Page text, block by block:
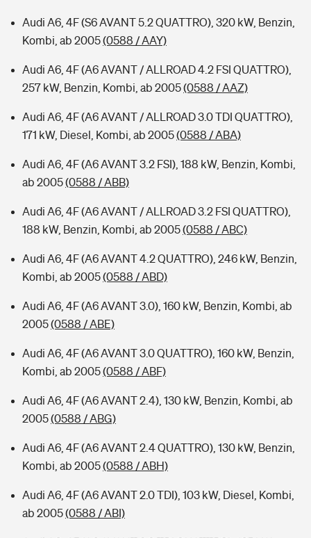
Audi A6, 4F (S6 AVANT 5.2 QUATTRO), 320 kW, Benzin,
Kombi, ab 2005(0588 / AAY)
Audi A6, 4F (A6 AVANT / ALLROAD 4.2 FSI QUATTRO),
257 kW, Benzin, Kombi, ab 2005(0588 / AAZ)
Audi A6, 4F (A6 AVANT / ALLROAD 3.0 TDI QUATTRO),
171 kW, Diesel, Kombi, ab 2005(0588 / ABA)
Audi A6, 4F (A6 AVANT 3.2 FSI), 188 kW, Benzin, Kombi,
ab 2005(0588 / ABB)
Audi A6, 4F (A6 AVANT / ALLROAD 3.2 FSI QUATTRO),
188 kW, Benzin, Kombi, ab 2005(0588 / ABC)
Audi A6, 4F (A6 AVANT 4.2 QUATTRO), 246 kW, Benzin,
Kombi, ab 2005(0588 / ABD)
Audi A6, 4F (A6 AVANT 3.0), 160 kW, Benzin, Kombi, ab
2005(0588 / ABE)
Audi A6, 4F (A6 AVANT 3.0 QUATTRO), 160 kW, Benzin,
Kombi, ab 2005(0588 / ABF)
Audi A6, 4F (A6 AVANT 2.4), 130 kW, Benzin, Kombi, ab
2005(0588 / ABG)
Audi A6, 4F (A6 AVANT 2.4 QUATTRO), 130 kW, Benzin,
Kombi, ab 2005(0588 / ABH)
Audi A6, 4F (A6 AVANT 2.0 TDI), 103 kW, Diesel, Kombi,
ab 2005(0588 / ABI)